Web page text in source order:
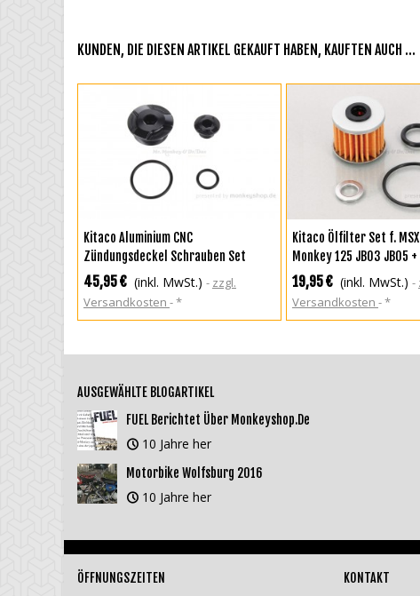
KUNDEN, DIE DIESEN ARTIKEL GEKAUFT HABEN, KAUFTEN AUCH ...
IN DEN WARENKORB
Kitaco Aluminium CNC
Zündungsdeckel Schrauben Set
schwarz eloxiert f. Super Cub 125 +
MSX 125 + Monkey 125 + Dax 125
45,95 € (inkl. MwSt.)
zzgl.
Versandkosten
*
IN DEN WARENKORB
Kitaco Ölfilter Set f. MSX
Monkey 125 JB03 JB05 +
19,95 € (inkl. MwSt.)
Versandkosten
*
AUSGEWÄHLTE BLOGARTIKEL
FUEL Berichtet Über Monkeyshop.de
10 Jahre her
Motorbike Wolfsburg 2016
10 Jahre her
ÖFFNUNGSZEITEN KONTAKT